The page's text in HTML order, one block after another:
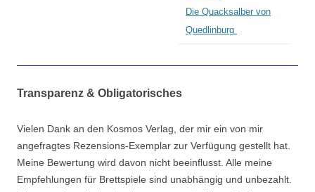
Die Quacksalber von
Quedlinburg
Transparenz & Obligatorisches
Vielen Dank an den Kosmos Verlag, der mir ein von mir
angefragtes Rezensions-Exemplar zur Verfügung gestellt hat.
Meine Bewertung wird davon nicht beeinflusst. Alle meine
Empfehlungen für Brettspiele sind unabhängig und unbezahlt.